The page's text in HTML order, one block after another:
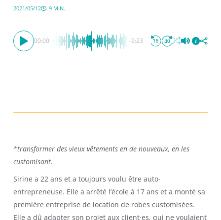
2021/05/12 9 MIN.
00:00 -9:23
*transformer des vieux vêtements en de nouveaux, en les
customisant.
Sirine a 22 ans et a toujours voulu être auto-
entrepreneuse. Elle a arrêté l’école à 17 ans et a monté sa
première entreprise de location de robes customisées.
Elle a dû adapter son projet aux client·es, qui ne voulaient